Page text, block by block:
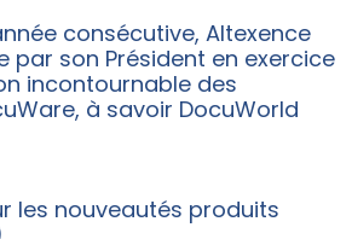
consécutive, Altexence
par son Président en exercice
incontournable des
à savoir DocuWorld
les nouveautés produits